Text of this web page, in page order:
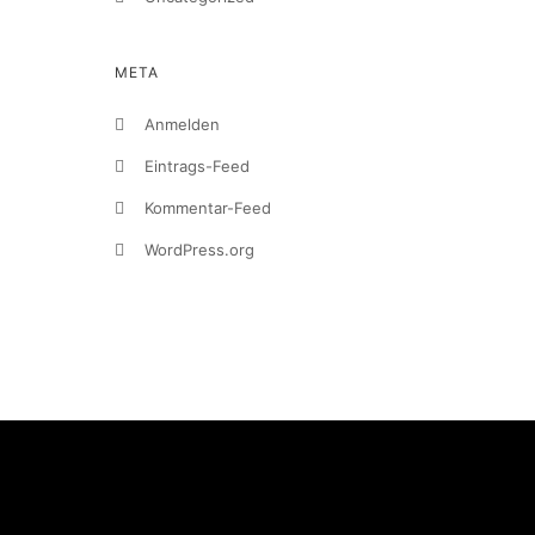
META
Anmelden
Eintrags-Feed
Kommentar-Feed
WordPress.org